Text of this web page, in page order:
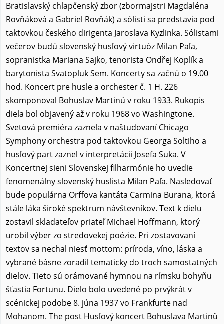
Bratislavský chlapčenský zbor (zbormajstri Magdaléna
Rovňáková a Gabriel Rovňák) a sólisti sa predstavia pod
taktovkou českého dirigenta Jaroslava Kyzlinka. Sólistami
večerov budú slovenský husľový virtuóz Milan Paľa,
sopranistka Mariana Sajko, tenorista Ondřej Koplík a
barytonista Svatopluk Sem. Koncerty sa začnú o 19.00
hod. Koncert pre husle a orchester č. 1 H. 226
skomponoval Bohuslav Martinů v roku 1933. Rukopis
diela bol objavený až v roku 1968 vo Washingtone.
Svetová premiéra zaznela v naštudovaní Chicago
Symphony orchestra pod taktovkou Georga Soltiho a
husľový part zaznel v interpretácii Josefa Suka. V
Koncertnej sieni Slovenskej filharmónie ho uvedie
fenomenálny slovenský huslista Milan Paľa. Nasledovať
bude populárna Orffova kantáta Carmina Burana, ktorá
stále láka široké spektrum návštevníkov. Text k dielu
zostavil skladateľov priateľ Michael Hoffmann, ktorý
urobil výber zo stredovekej poézie. Pri zostavovaní
textov sa nechal niesť mottom: príroda, víno, láska a
vybrané básne zoradil tematicky do troch samostatných
dielov. Tieto sú orámované hymnou na rímsku bohyňu
šťastia Fortunu. Dielo bolo uvedené po prvýkrát v
scénickej podobe 8. júna 1937 vo Frankfurte nad
Mohanom. The post Husľový koncert Bohuslava Martinů